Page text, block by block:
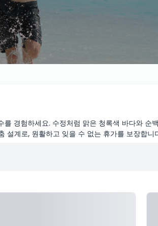
경험하세요. 수정처럼 맑은 청록색 바다와
설계로, 원활하고 잊을 수 없는 휴가를 보장합니